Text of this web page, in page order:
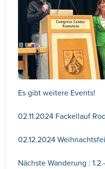
Es gibt weitere Events!
02.11.2024 Fackellauf
02.12.2024
Nächste Wanderung :